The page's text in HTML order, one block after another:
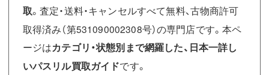
取。査定・送料・キャンセルすべて無料、古物商許可
取得済み（第531090002308号）の専門店です。本ペ
ージはカテゴリ・状態別まで網羅した、日本一詳し
いパスリル買取ガイドです。